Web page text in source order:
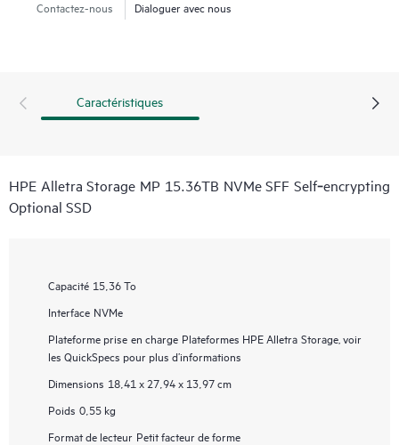
Contactez-nous Dialoguer avec nous
Caractéristiques
HPE Alletra Storage MP 15.36TB NVMe SFF Self‑encrypting
Optional SSD
Capacité 15,36 To
Interface NVMe
Plateforme prise en charge Plateformes HPE Alletra Storage, voir
les QuickSpecs pour plus d’informations
Dimensions 18,41 x 27,94 x 13,97 cm
Poids 0,55 kg
Format de lecteur Petit facteur de forme